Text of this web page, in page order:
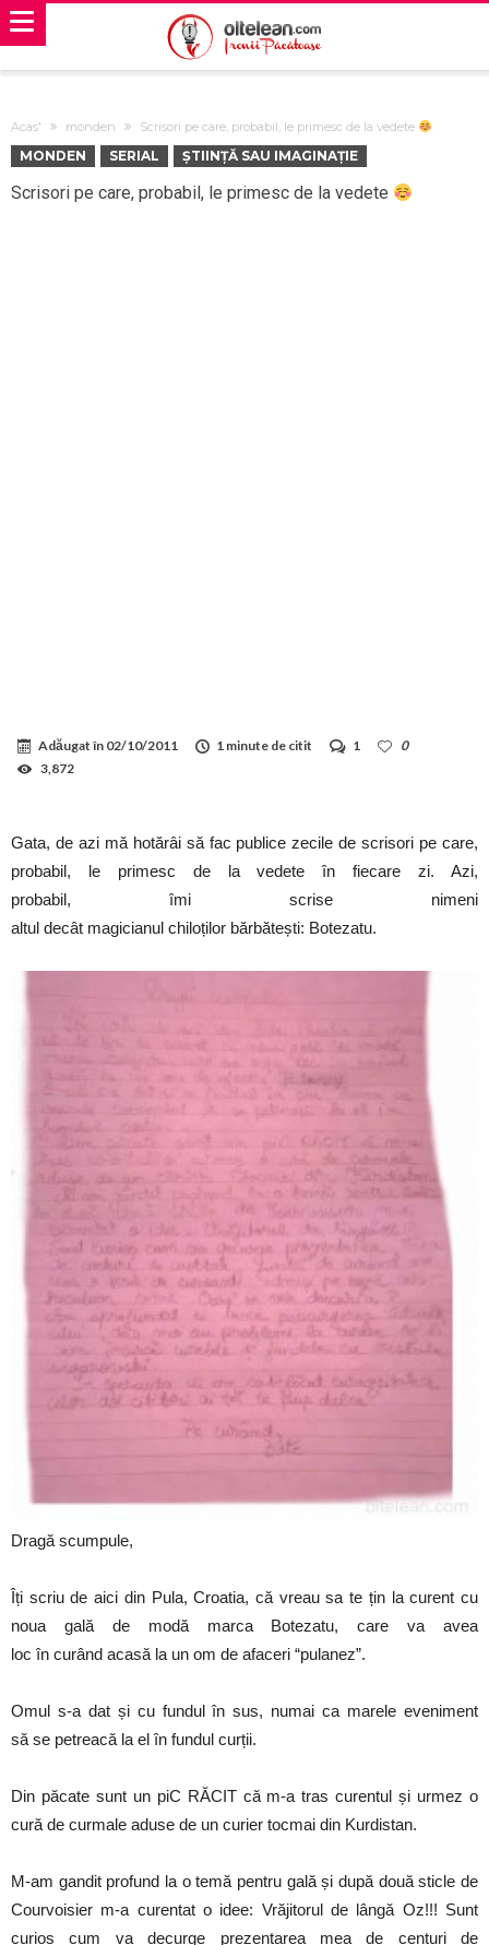
Acas' monden Scrisori pe care, probabil, le primesc de la vedete
MONDEN SERIAL ȘTIINȚĂ SAU IMAGINAȚIE
Scrisori pe care, probabil, le primesc de la vedete
Adăugat în 02/10/2011 1 minute de citit 1
0
3,872
Gata, de azi mă hotărâi să fac publice zecile de scrisori pe care,
probabil, le primesc de la vedete în fiecare zi. Azi,
probabil, îmi scrise nimeni
altul decât magicianul chiloților bărbătești: Botezatu.
Dragă scumpule,
Îți scriu de aici din Pula, Croatia, că vreau sa te țin la curent cu
noua gală de modă marca Botezatu, care va avea
loc în curând acasă la un om de afaceri “pulanez”.
Omul s-a dat și cu fundul în sus, numai ca marele eveniment
să se petreacă la el în fundul curții.
Din păcate sunt un piC RĂCIT că m-a tras curentul și urmez o
cură de curmale aduse de un curier tocmai din Kurdistan.
M-am gandit profund la o temă pentru gală și după două sticle de
Courvoisier m-a curentat o idee: Vrăjitorul de lângă Oz!!! Sunt
curios cum va decurge prezentarea mea de centuri de